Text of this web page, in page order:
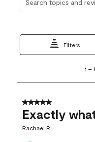
Filters
8
31
Reviews
1 –
5 out of 5 stars.
Exactly
Rachael R